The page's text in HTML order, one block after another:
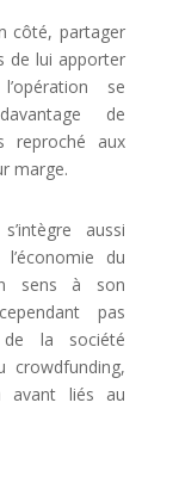
côté, partager
de lui apporter
se
de
reproché aux
marge.
aussi
du
sens à son
pas
de la société
crowdfunding,
avant liés au